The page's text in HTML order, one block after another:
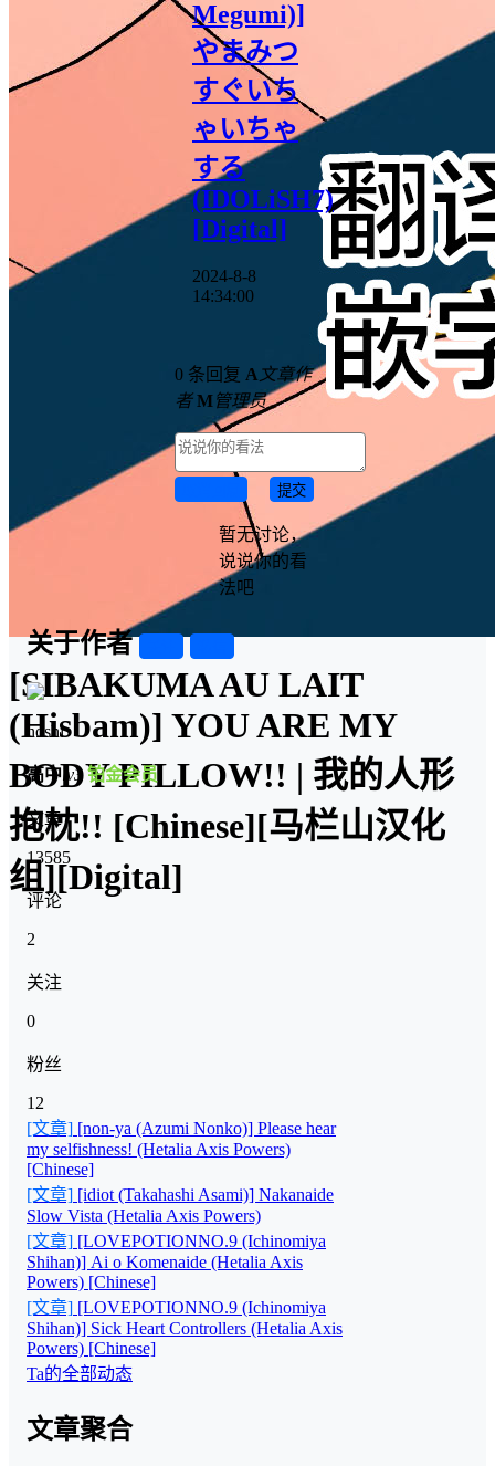
[SIBAKUMA AU LAIT
(Hisbam)] YOU ARE MY
BODY PILLOW!! | 我的人形
抱枕!! [Chinese][马栏山汉化
组][Digital]
Megumi)]
やまみつ
すぐいち
ゃいちゃ
する
(IDOLiSH7)
[Digital]
2024-8-8
14:34:00
0 条回复 A 文章作
者 M管理员
提交
暂无讨论，
说说你的看
法吧
关于作者
hoshi
高中lv3 铂金会员
文章
13585
评论
2
关注
0
粉丝
12
[文章] [non-ya (Azumi Nonko)] Please hear
my selfishness! (Hetalia Axis Powers)
[Chinese]
[文章] [idiot (Takahashi Asami)] Nakanaide
Slow Vista (Hetalia Axis Powers)
[文章] [LOVEPOTIONNO.9 (Ichinomiya
Shihan)] Ai o Komenaide (Hetalia Axis
Powers) [Chinese]
[文章] [LOVEPOTIONNO.9 (Ichinomiya
Shihan)] Sick Heart Controllers (Hetalia Axis
Powers) [Chinese]
Ta的全部动态
文章聚合